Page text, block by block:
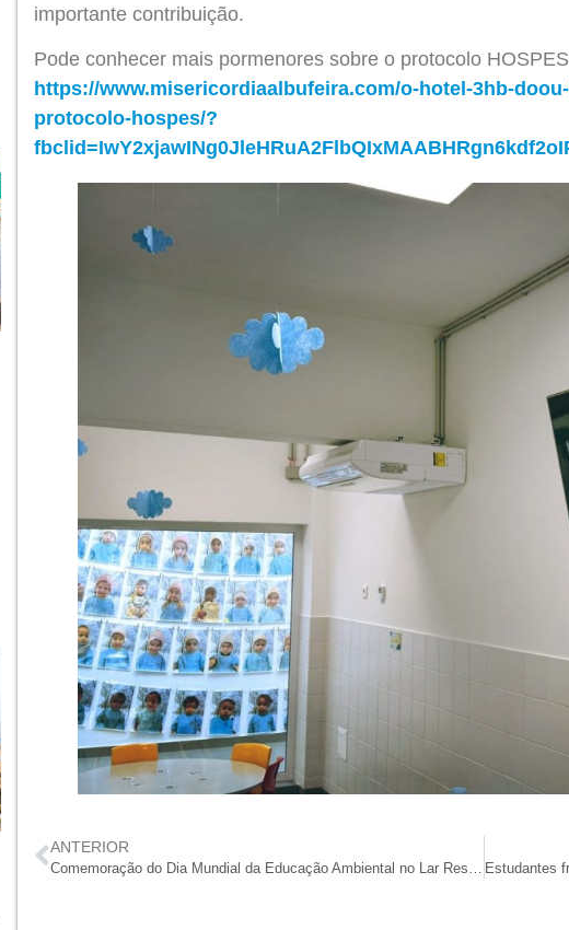
importante contribuição.
Pode conhecer mais pormenores sobre o protocolo
https://www.misericordiaalbufeira.com/o-hotel-3hb-
protocolo-hospes/?
ANTERIOR